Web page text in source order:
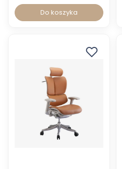
Do koszyka